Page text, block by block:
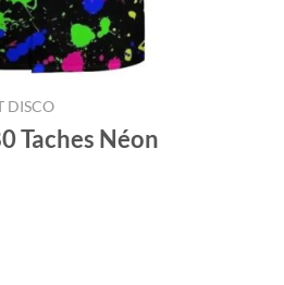
DISCO
Taches Néon